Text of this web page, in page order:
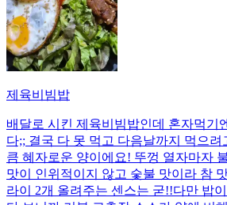
제육비빔밥
배달로 시킨 제육비빔밥인데 혼자먹기
다;; 결국 다 못 먹고 다음날까지 먹으
큼 혜자로운 양이에요! 뚜껑 열자마자
맛이 인위적이지 않고 숯불 맛이라 참
라이 2개 올려주는 센스는 굳!! ​다만 밥